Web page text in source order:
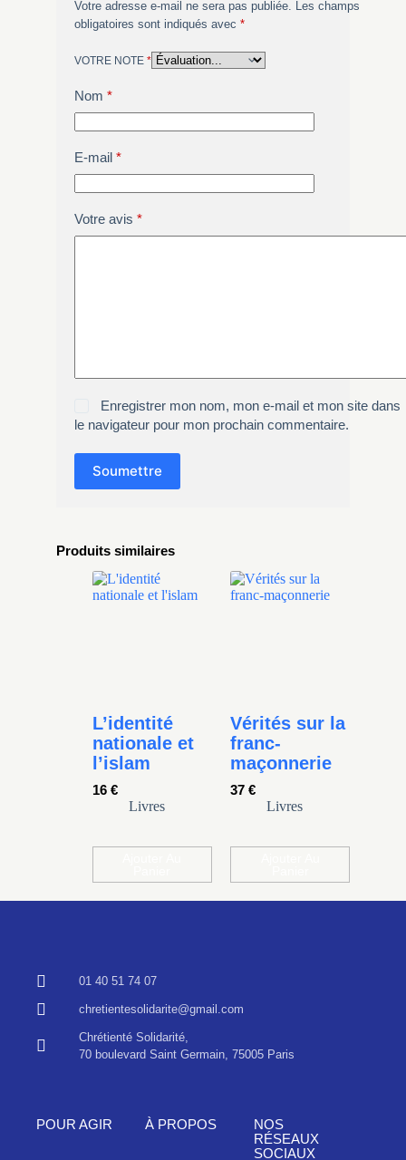
Produits similaires
L’identité
nationale et
l’islam
16 €
Livres
Vérités sur la
franc-
maçonnerie
37 €
Livres
Votre adresse e-mail ne sera pas publiée. Les champs
obligatoires sont indiqués avec *
VOTRE NOTE *
Nom *
E-mail*
Votre avis *
Enregistrer mon nom, mon e-mail et mon site dans
le navigateur pour mon prochain commentaire.
Soumettre
01 40 51 74 07
chretientesolidarite@gmail.com
Chrétienté Solidarité,
70 boulevard Saint Germain, 75005 Paris
POUR AGIR À PROPOS
NOS
RÉSEAUX
SOCIAUX